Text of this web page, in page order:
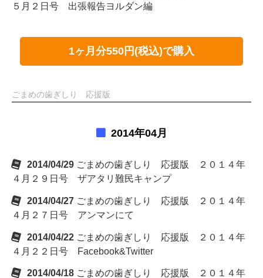
５月２日号 出張報告ヨルダン編
1ヶ月分550円(税込)で購入
ごまめの歯ぎしり 応援版
2014年04月
2014/04/29 ごまめの歯ぎしり 応援版 ２０１４年
４月２９日号 ザアタリ難民キャンプ
2014/04/27 ごまめの歯ぎしり 応援版 ２０１４年
４月２７日号 アンマンにて
2014/04/22 ごまめの歯ぎしり 応援版 ２０１４年
４月２２日号 Facebook&Twitter
2014/04/18 ごまめの歯ぎしり 応援版 ２０１４年